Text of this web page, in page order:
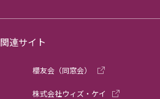
関連サイト
櫻友会（同窓会）
株式会社ウィズ・ケイ